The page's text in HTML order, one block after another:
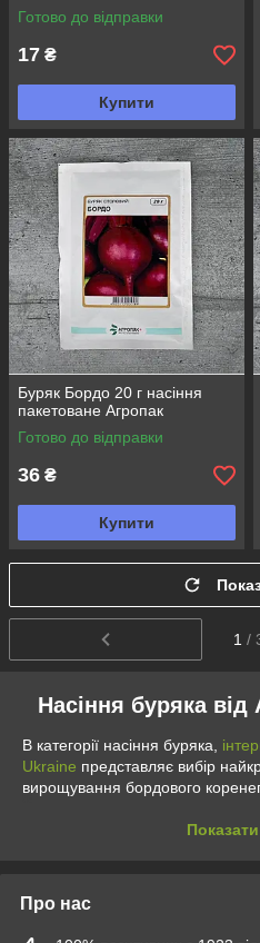
Готово до відправки
17 ₴
Купити
Буряк Бордо 20 г насіння
пакетоване Агропак
Готово до відправки
36 ₴
Купити
1 /
Насіння буряка
В категорії насіння буряка,
Ukraine представляє вибір
вирощування бордового
користь, тому його вирощують
використання для приготування
українських страв.
Про нас